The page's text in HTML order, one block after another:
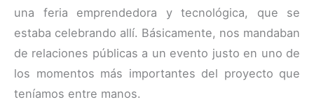
una feria emprendedora y tecnológica, que se
estaba celebrando allí. Básicamente, nos mandaban
de relaciones públicas a un evento justo en uno de
los momentos más importantes del proyecto que
teníamos entre manos.